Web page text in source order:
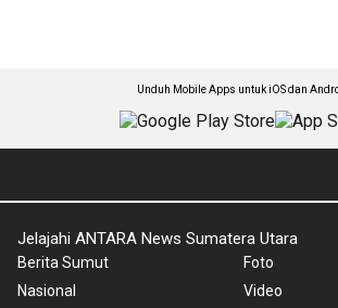
Unduh Mobile Apps untuk iOS dan
Jelajahi ANTARA News Sumatera Utara
Berita Sumut
Nasional
Foto
Video